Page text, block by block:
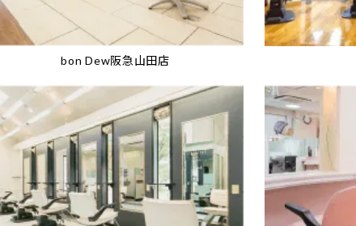
bon Dew阪急山田店